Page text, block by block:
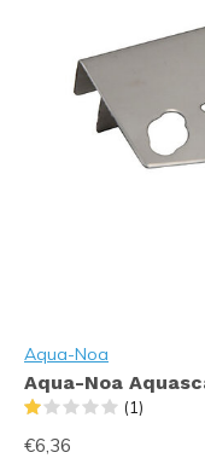
Aqua-Noa
Aqua-Noa
(1)
€6,36